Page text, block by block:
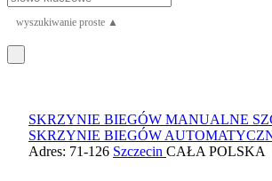
wyszukiwanie proste ▲
SKRZYNIE BIEGÓW MANUALNE
SKRZYNIE BIEGÓW
Adres: 71-126 Szczecin CAŁA POLSKA